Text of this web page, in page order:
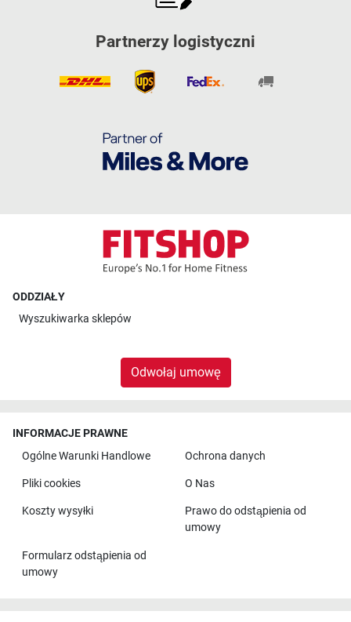
Partnerzy logistyczni
ODDZIAŁY
Wyszukiwarka sklepów
Odwołaj umowę
INFORMACJE PRAWNE
Ogólne Warunki Handlowe
Ochrona danych
Pliki cookies O Nas
Koszty wysyłki
Prawo do odstąpienia od
umowy
Formularz odstąpienia od
umowy